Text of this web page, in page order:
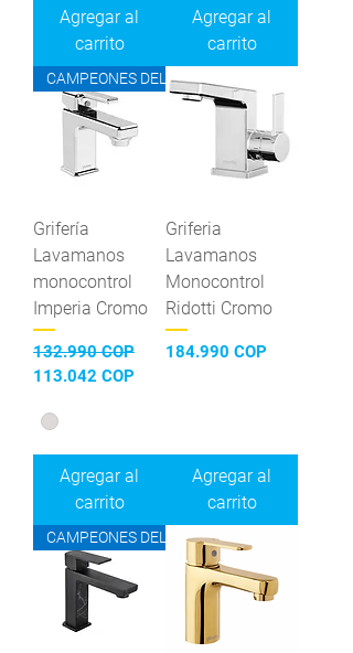
Agregar al
carrito
Agregar al
carrito
CAMPEONES DEL AHORRO
Grifería
Lavamanos
monocontrol
Imperia Cromo
Precio
132.990 COP
Precio de oferta
113.042 COP
Agregar al
carrito
Griferia
Lavamanos
Monocontrol
Ridotti Cromo
Precio
184.990 COP
Agregar al
carrito